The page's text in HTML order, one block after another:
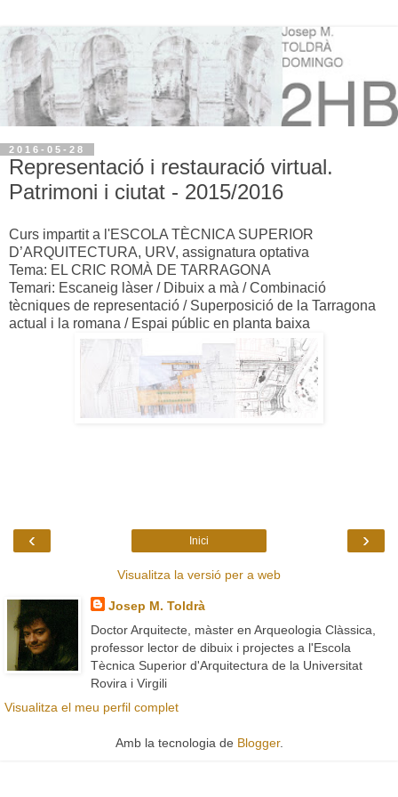
2016-05-28
Representació i restauració virtual.
Patrimoni i ciutat - 2015/2016
Curs impartit a l'ESCOLA TÈCNICA SUPERIOR
D’ARQUITECTURA, URV, assignatura optativa
Tema: EL CRIC ROMÀ DE TARRAGONA
Temari: Escaneig làser / Dibuix a mà / Combinació
tècniques de representació / Superposició de la Tarragona
actual i la romana / Espai públic en planta baixa
‹ ›
Inici
Visualitza la versió per a web
Josep M. Toldrà
Doctor Arquitecte, màster en Arqueologia Clàssica,
professor lector de dibuix i projectes a l'Escola
Tècnica Superior d'Arquitectura de la Universitat
Rovira i Virgili
Visualitza el meu perfil complet
Amb la tecnologia de Blogger.